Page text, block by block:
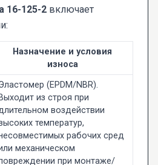
16-125-2 включает
Назначение и условия
износа
(EPDM/NBR).
Выходит из строя при
воздействии
температур,
рабочих сред
механическом
при монтаже/